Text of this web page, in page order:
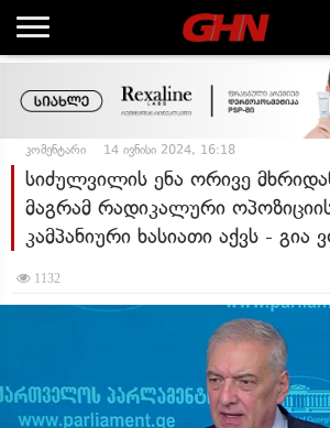
კომენტარი 14 ივნისი 2024, 16:18
სიძულვილის ენა ორივე
მაგრამ რადიკალური
კამპანიური ხასიათი აქვს - გია
1132